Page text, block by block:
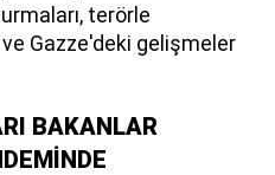
terörle
Gazze'deki gelişmeler
BAKANLAR